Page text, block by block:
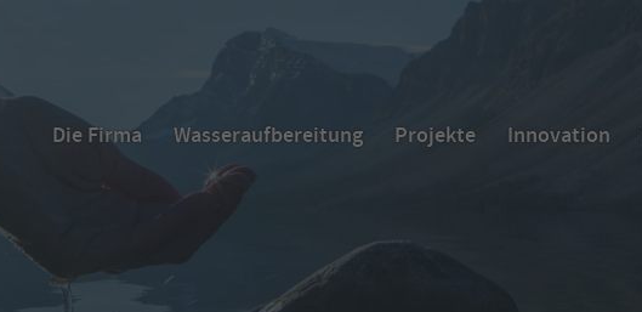
Die Firma Wasseraufbereitung Projekte Innovation